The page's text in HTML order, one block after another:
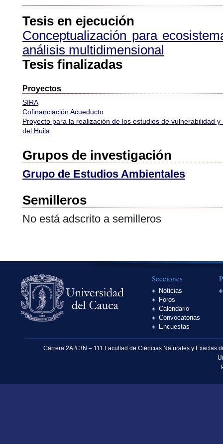
Tesis en ejecución
Conceptualización para
análisis multidimensional
Tesis finalizadas
Proyectos
SIRA
Cofinanciación Acueducto
Proyecto para la realización de los estudios de vulnerabilidad
del Huila
Grupos de investigación
Grupo de Estudios Ambientales
Semilleros
No está adscrito a semilleros
Secciones
Noticias
Foros
Calendario
Convocatorias
Encuestas
Carrera 2A # 3N – 111 Facultad de Ciencias Naturales y